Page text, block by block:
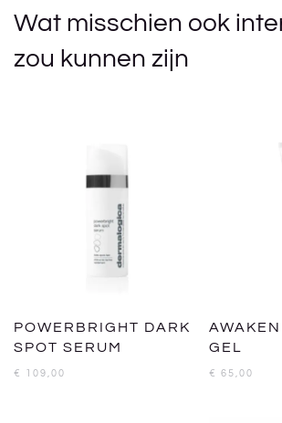
Wat misschien ook
zou kunnen zijn
POWERBRIGHT DARK
SPOT SERUM
€ 109,00
GEL
€ 65,00